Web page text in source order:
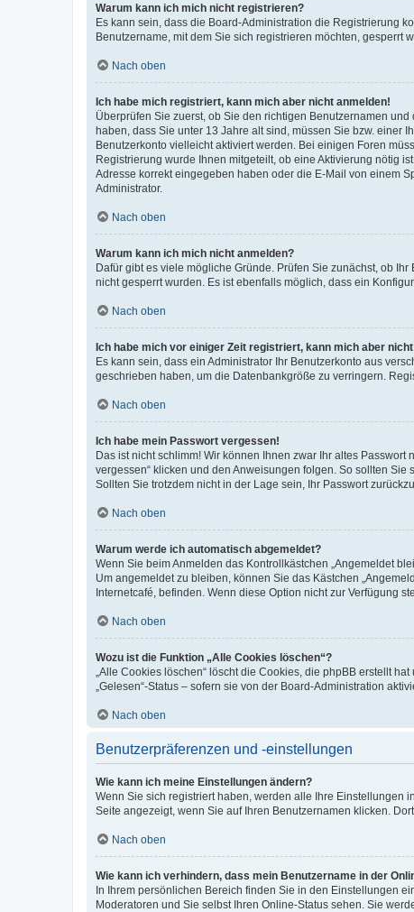
Warum kann ich mich nicht registrieren?
Es kann sein, dass die Board-Administration die Registrierung
Benutzername, mit dem Sie sich registrieren möchten, gesperrt
Nach oben
Ich habe mich registriert, kann mich aber nicht anmelden!
Überprüfen Sie zuerst, ob Sie den richtigen Benutzernamen
haben, dass Sie unter 13 Jahre alt sind, müssen Sie bzw. einer
Benutzerkonto vielleicht aktiviert werden. Bei einigen Foren
Registrierung wurde Ihnen mitgeteilt, ob eine Aktivierung nötig
Adresse korrekt eingegeben haben oder die E-Mail von einem
Administrator.
Nach oben
Warum kann ich mich nicht anmelden?
Dafür gibt es viele mögliche Gründe. Prüfen Sie zunächst, ob
nicht gesperrt wurden. Es ist ebenfalls möglich, dass ein
Nach oben
Ich habe mich vor einiger Zeit registriert, kann mich aber
Es kann sein, dass ein Administrator Ihr Benutzerkonto aus
geschrieben haben, um die Datenbankgröße zu verringern.
Nach oben
Ich habe mein Passwort vergessen!
Das ist nicht schlimm! Wir können Ihnen zwar Ihr altes
vergessen“ klicken und den Anweisungen folgen. So sollten Sie
Sollten Sie trotzdem nicht in der Lage sein, Ihr Passwort
Nach oben
Warum werde ich automatisch abgemeldet?
Wenn Sie beim Anmelden das Kontrollkästchen „Angemeldet
Um angemeldet zu bleiben, können Sie das Kästchen
Internetcafé, befinden. Wenn diese Option nicht zur Verfügung
Nach oben
Wozu ist die Funktion „Alle Cookies löschen“?
„Alle Cookies löschen“ löscht die Cookies, die phpBB erstellt
„Gelesen“-Status – sofern sie von der Board-Administration
Nach oben
Benutzerpräferenzen und -einstellungen
Wie kann ich meine Einstellungen ändern?
Wenn Sie sich registriert haben, werden alle Ihre Einstellungen
Seite angezeigt, wenn Sie auf Ihren Benutzernamen klicken.
Nach oben
Wie kann ich verhindern, dass mein Benutzername in der
In Ihrem persönlichen Bereich finden Sie in den Einstellungen
Moderatoren und Sie selbst Ihren Online-Status sehen. Sie